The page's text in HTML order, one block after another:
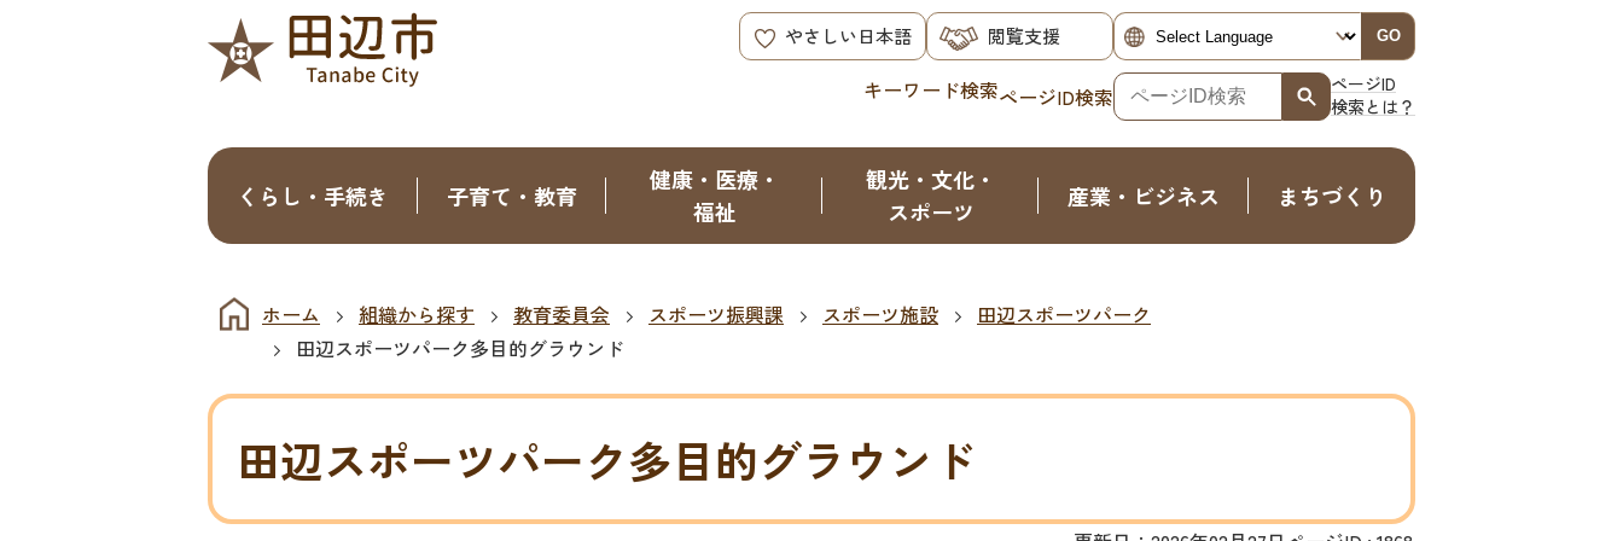
やさしい日本語 閲覧支援 GO
キーワード検索ページID検索
ページID
検索とは？
くらし・手続き 子育て・教育
健康・医療・
福祉
観光・文化・
スポーツ
産業・ビジネス まちづくり
ホーム 組織から探す 教育委員会 スポーツ振興課 スポーツ施設
田辺スポーツパーク
田辺スポーツパーク多目的グラウンド
田辺スポーツパーク多目的グラウンド